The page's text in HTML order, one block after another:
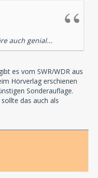
auch genial...
es vom SWR/WDR aus
Hörverlag erschienen
Sonderauflage.
das auch als